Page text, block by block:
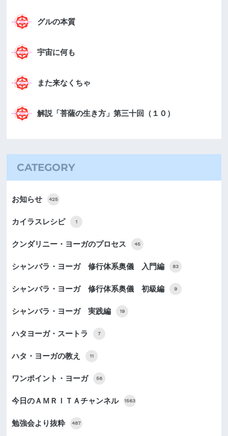
グルの本質
宇宙に何も
また来なくちゃ
解説「菩薩の生き方」第三十回（１０）
CATEGORY
お知らせ 425
カイラスレシピ 1
クンダリニー・ヨーガのプロセス 45
シャンバラ・ヨーガ 修行体系奥儀 入門編 83
シャンバラ・ヨーガ 修行体系奥儀 初級編 9
シャンバラ・ヨーガ 実践編 19
ハタヨーガ・スートラ 7
ハタ・ヨーガの教え 11
ワンポイント・ヨーガ 56
今日のＡＭＲＩＴＡチャンネル 1563
勉強会より抜粋 487